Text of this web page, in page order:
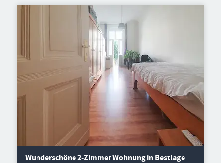
Wunderschöne 2-Zimmer Wohnung in Bestlage